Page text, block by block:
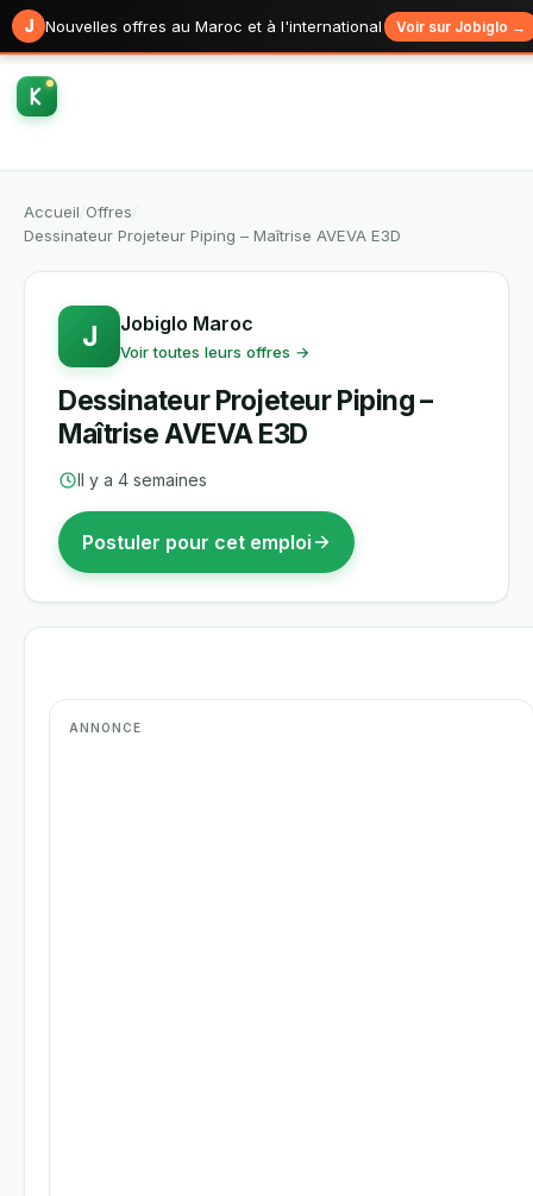
J Nouvelles offres au Maroc et à l'international Voir sur Jobiglo →
Accueil Offres
Dessinateur Projeteur Piping – Maîtrise AVEVA E3D
J Jobiglo Maroc
Voir toutes leurs offres →
Dessinateur Projeteur Piping –
Maîtrise AVEVA E3D
Il y a 4 semaines
Postuler pour cet emploi